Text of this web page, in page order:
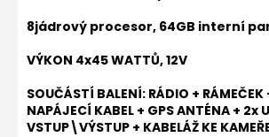
8jádrový procesor, 64GB interní
VÝKON 4x45 WATTŮ, 12V
SOUČÁSTÍ BALENÍ: RÁDIO + RÁMEČEK
NAPÁJECÍ KABEL + GPS ANTÉNA + 2x
VSTUP\VÝSTUP + KABELÁŽ KE